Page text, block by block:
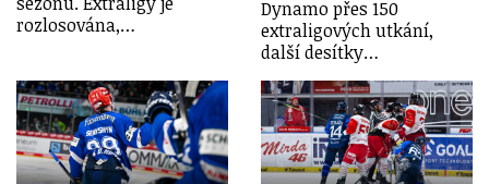
rozlosována,…
Dynamo přes 150
extraligových utkání,
další desítky…